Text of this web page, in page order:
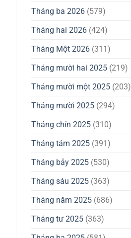
Tháng ba 2026 (579)
Tháng hai 2026 (424)
Tháng Một 2026 (311)
Tháng mười hai 2025 (219)
Tháng mười một 2025 (203)
Tháng mười 2025 (294)
Tháng chín 2025 (310)
Tháng tám 2025 (391)
Tháng bảy 2025 (530)
Tháng sáu 2025 (363)
Tháng năm 2025 (686)
Tháng tư 2025 (363)